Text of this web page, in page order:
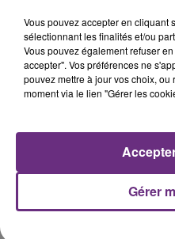
11h56
11h56
Vous pouvez accepter en cliquant
sélectionnant les finalités et/ou
Vous pouvez également refuser
accepter". Vos préférences ne
pouvez mettre à jour vos choix,
moment via le lien "Gérer les
Gérer